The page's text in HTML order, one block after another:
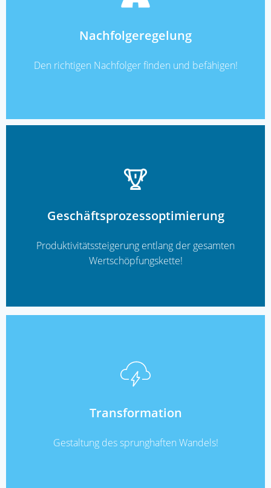
Nachfolgeregelung
Den richtigen Nachfolger finden und befähigen!
Geschäftsprozessoptimierung
Produktivitätssteigerung entlang der gesamten
Wertschöpfungskette!
READ MORE
Transformation
Gestaltung des sprunghaften Wandels!